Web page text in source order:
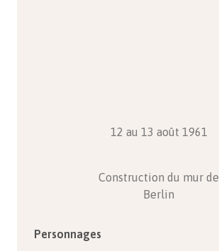
12 au 13 août 1961
Construction du mur de
Berlin
Personnages